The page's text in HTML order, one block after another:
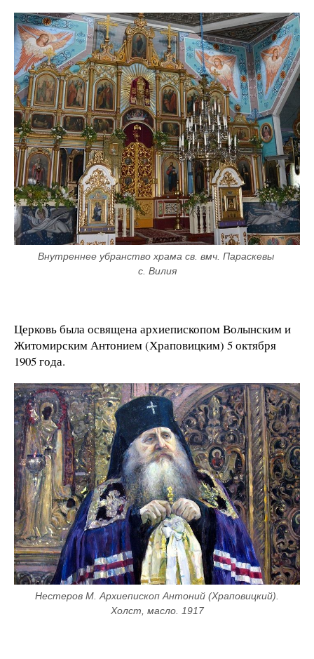
Внутреннее убранство храма св. вмч. Параскевы
с. Вилия
Церковь была освящена архиепископом Волынским и
Житомирским Антонием (Храповицким) 5 октября
1905 года.
Нестеров М. Архиепископ Антоний (Храповицкий).
Холст, масло. 1917